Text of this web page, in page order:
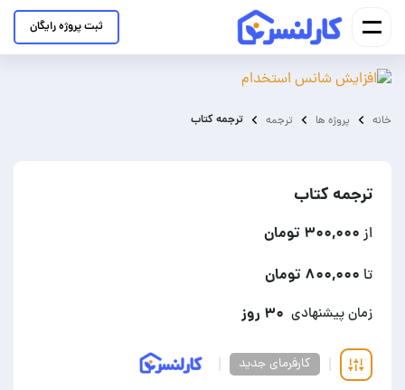
ثبت پروژه رایگان
خانه پروژه ها ترجمه ترجمه کتاب
ترجمه کتاب
از ۳۰۰,۰۰۰ تومان
تا ۸۰۰,۰۰۰ تومان
زمان پیشنهادی ۳۰ روز
کارفرمای جدید